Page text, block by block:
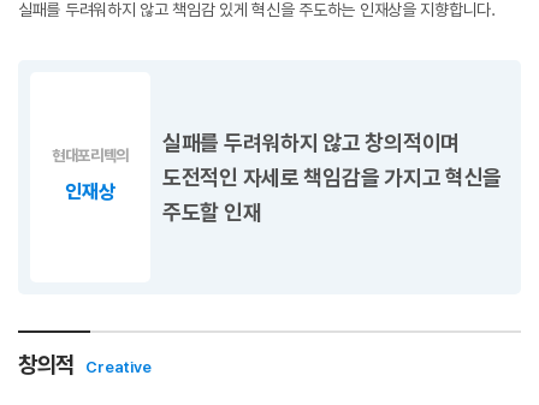
실패를 두려워하지 않고 책임감 있게 혁신을 주도하는 인재상을 지향합니다.
현대포리텍의
인재상
실패를 두려워하지 않고 창의적이며
도전적인 자세로 책임감을 가지고 혁신을
주도할 인재
창의적 Creative